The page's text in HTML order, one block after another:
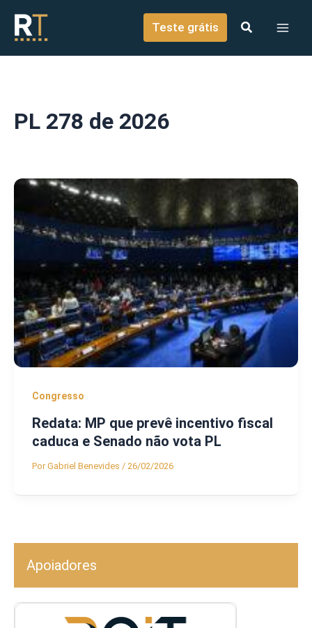
conteúdo
Teste grátis
PL 278 de 2026
Congresso
Redata: MP que prevê incentivo fiscal
caduca e Senado não vota PL
PorGabriel Benevides / 26/02/2026
Apoiadores